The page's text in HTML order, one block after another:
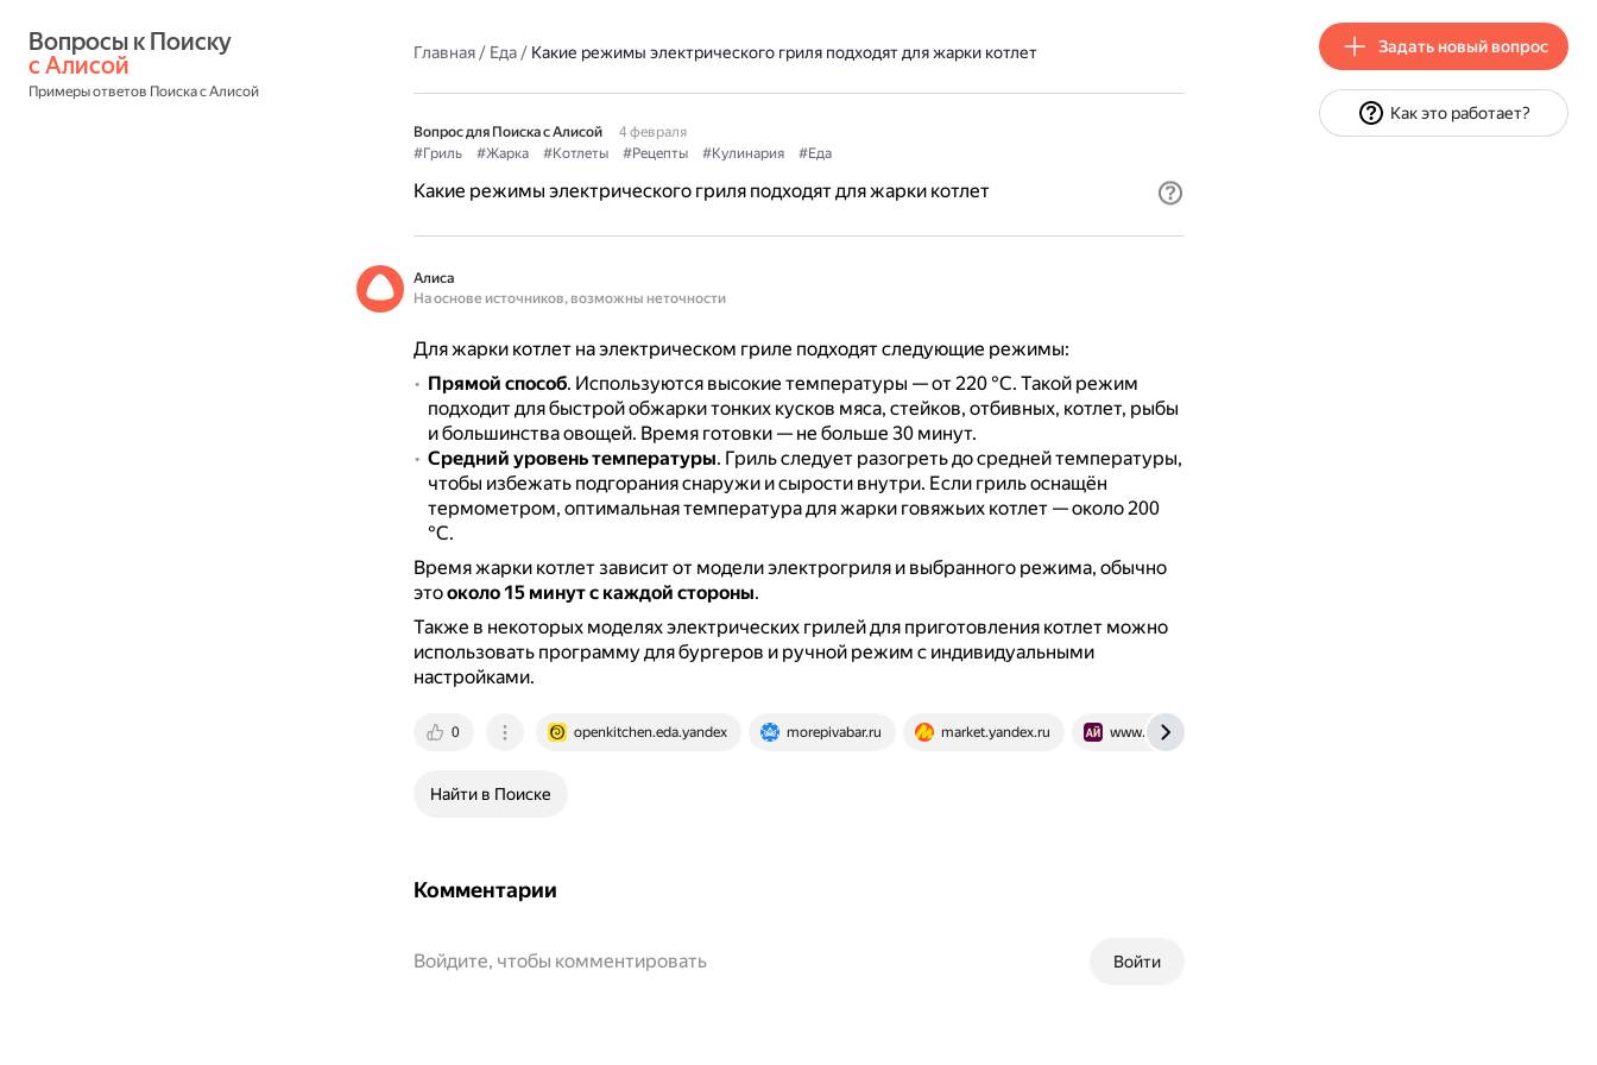
с Алисой
Примеры ответов Поиска с Алисой
Главная/ Еда/ Какие режимы электрического гриля подходят для жарки котлет
Вопрос для Поиска с Алисой
4 февраля
#Гриль
#Жарка #Котлеты #Рецепты #Кулинария #Еда
Какие режимы электрического гриля подходят для жарки котлет
Алиса
На основе источников, возможны неточности
Для жарки котлет на электрическом гриле подходят следующие режимы:
Прямой способ. Используются высокие температуры — от 220 °C. Такой режим
подходит для быстрой обжарки тонких кусков мяса, стейков, отбивных, котлет, рыбы
и большинства овощей. Время готовки — не больше 30 минут.
Средний уровень температуры. Гриль следует разогреть до средней температуры,
чтобы избежать подгорания снаружи и сырости внутри. Если гриль оснащён
термометром, оптимальная температура для жарки говяжьих котлет — около 200
°C.
Время жарки котлет зависит от модели электрогриля и выбранного режима, обычно
этооколо 15 минут с каждой стороны.
Также в некоторых моделях электрических грилей для приготовления котлет можно
использовать программу для бургеров и ручной режим с индивидуальными
настройками.
0 openkitchen.eda.yandex morepivabar.ru market.yandex.ru www.iamcook.ru
Найти в Поиске
Комментарии
Войти
Войдите, чтобы комментировать
Задать новый вопрос
Как это работает?